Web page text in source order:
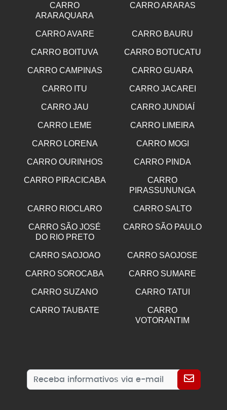
CARRO
ARARAQUARA
CARRO ARARAS
CARRO AVARE CARRO BAURU
CARRO BOITUVA CARRO BOTUCATU
CARRO CAMPINAS CARRO GUARA
CARRO ITU CARRO JACAREI
CARRO JAU CARRO JUNDIAÍ
CARRO LEME CARRO LIMEIRA
CARRO LORENA CARRO MOGI
CARRO OURINHOS CARRO PINDA
CARRO PIRACICABA
CARRO
PIRASSUNUNGA
CARRO RIOCLARO CARRO SALTO
CARRO SÃO JOSÉ
DO RIO PRETO
CARRO SÃO PAULO
CARRO SAOJOAO CARRO SAOJOSE
CARRO SOROCABA CARRO SUMARE
CARRO SUZANO CARRO TATUI
CARRO TAUBATE
CARRO
VOTORANTIM